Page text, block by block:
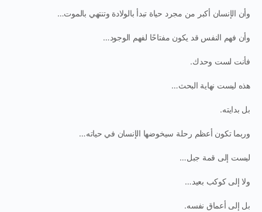
وأن الإنسان أكبر من مجرد حياة تبدأ بالولادة وتنتهي بالموت…
وأن فهم النفس قد يكون مفتاحًا لفهم الوجود…
فأنت لست وحدك.
هذه ليست نهاية البحث…
بل بدايته.
وربما تكون أعظم رحلة سيخوضها الإنسان في حياته…
ليست إلى قمة جبل…
ولا إلى كوكب بعيد…
بل إلى أعماق نفسه.